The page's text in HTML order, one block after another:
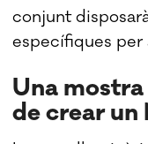
conjunt
específiques per
Una
de crear un